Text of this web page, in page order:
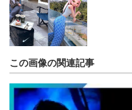
この画像の関連記事